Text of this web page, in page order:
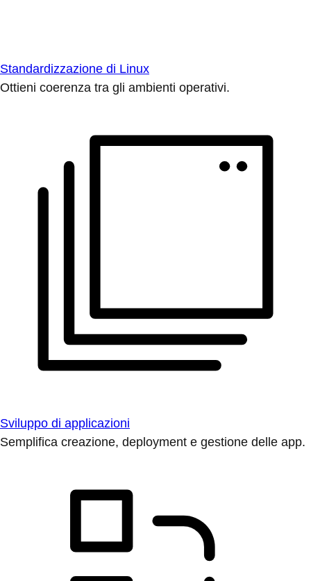
Standardizzazione di Linux
Ottieni coerenza tra gli ambienti operativi.
Sviluppo di applicazioni
Semplifica creazione, deployment e gestione delle app.